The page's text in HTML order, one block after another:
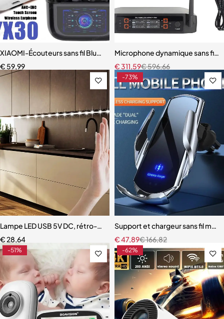
XIAOMI-Écouteurs sans fil Bluetooth YX30, casque avec micro
€ 59,99
Microphone dynamique sans fil
€596,66
€311,59
Lampe LED USB 5V DC, rétro-éclairage TV, cuisine, bande LED
€28,64
-73%
Support et chargeur sans fil
€166,82
€47,89
-51% -62%